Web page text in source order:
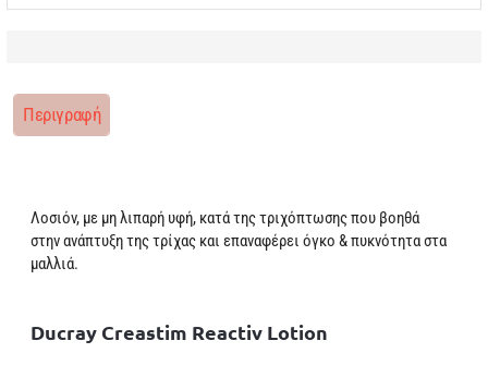
Περιγραφή
Λοσιόν, με μη λιπαρή υφή, κατά της τριχόπτωσης που βοηθά
στην ανάπτυξη της τρίχας και επαναφέρει όγκο & πυκνότητα στα
μαλλιά.
Ducray Creastim Reactiv Lotion